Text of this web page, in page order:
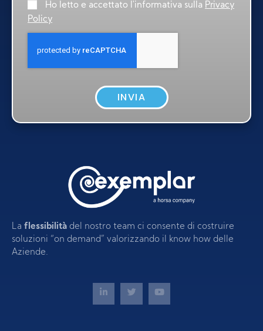
Ho letto e accettato l'informativa sulla Privacy
Policy
INVIA
La flessibilità del nostro team ci consente di costruire
soluzioni “on demand” valorizzando il know how delle
Aziende.